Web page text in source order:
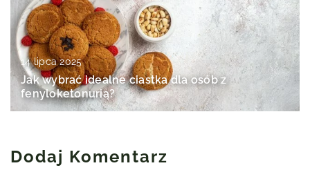
14 lipca 2025
Jak wybrać idealne ciastka dla osób z
fenyloketonurią?
Dodaj Komentarz